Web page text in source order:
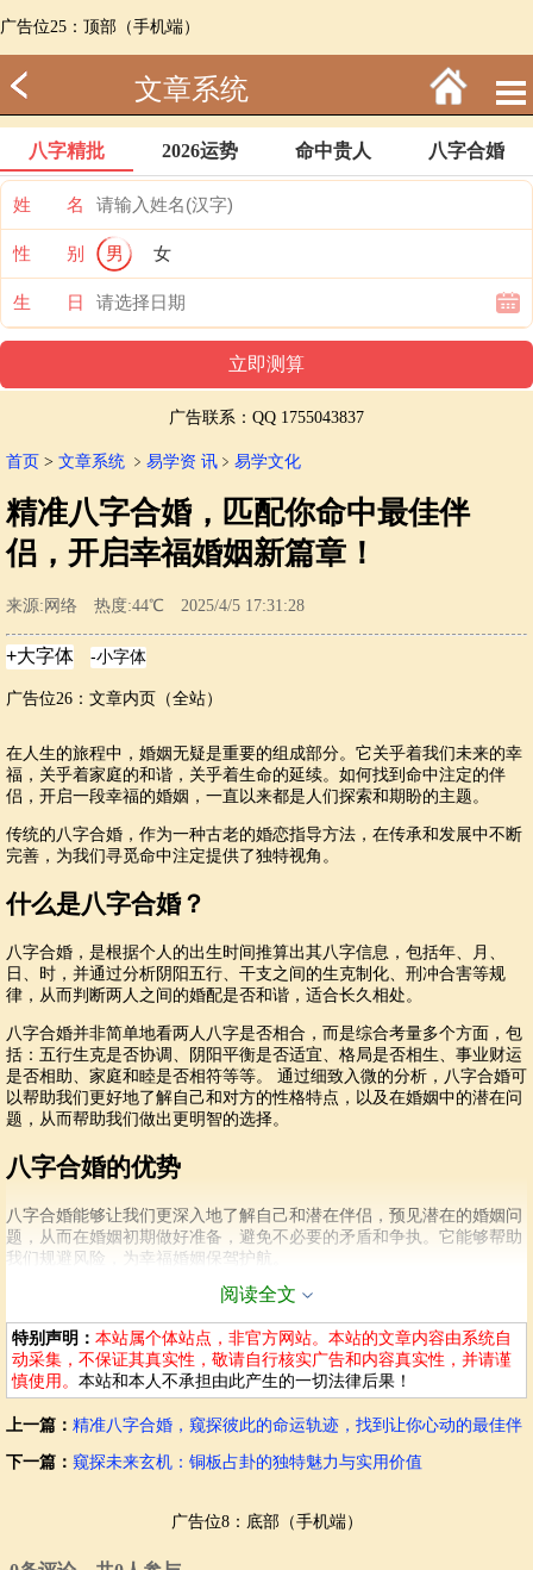
广告位25：顶部（手机端）
文章系统
八字精批 2026运势 命中贵人 八字合婚
姓 名
性 别 男 女
生 日
广告联系：QQ 1755043837
首页 > 文章系统 ﹥ 易学资 讯 ﹥ 易学文化
精准八字合婚，匹配你命中最佳伴
侣，开启幸福婚姻新篇章！
来源:网络 热度:44℃ 2025/4/5 17:31:28
广告位26：文章内页（全站）
在人生的旅程中，婚姻无疑是重要的组成部分。它关乎着我们未来的幸
福，关乎着家庭的和谐，关乎着生命的延续。如何找到命中注定的伴
侣，开启一段幸福的婚姻，一直以来都是人们探索和期盼的主题。
传统的八字合婚，作为一种古老的婚恋指导方法，在传承和发展中不断
完善，为我们寻觅命中注定提供了独特视角。
什么是八字合婚？
八字合婚，是根据个人的出生时间推算出其八字信息，包括年、月、
日、时，并通过分析阴阳五行、干支之间的生克制化、刑冲合害等规
律，从而判断两人之间的婚配是否和谐，适合长久相处。
八字合婚并非简单地看两人八字是否相合，而是综合考量多个方面，包
括：五行生克是否协调、阴阳平衡是否适宜、格局是否相生、事业财运
是否相助、家庭和睦是否相符等等。 通过细致入微的分析，八字合婚可
以帮助我们更好地了解自己和对方的性格特点，以及在婚姻中的潜在问
题，从而帮助我们做出更明智的选择。
八字合婚的优势
八字合婚能够让我们更深入地了解自己和潜在伴侣，预见潜在的婚姻问
题，从而在婚姻初期做好准备，避免不必要的矛盾和争执。它能够帮助
我们规避风险，为幸福婚姻保驾护航。
精准的八字合婚，并非简单的吉凶判断，它更像是一面镜子，照出我们
它能帮助我们提前预防潜在的婚姻问题，在婚姻的道路上少走弯路，以
减少矛盾的发生，从而提升幸福指数。
特别提醒：八字合婚仅供参考，并非绝对的决定性因素。最终的婚姻选
择，还需要综合考虑个人感受、性格契合度和价值观等多方面因素。
如何进行精准的八字合婚？
精准的八字合婚需要专业人士的解读与分析。八字合婚需根据个人的出
面分析，最终得出合婚结果。通过对夫妻双方八字之间的生克制化、刑
阅读全文
特别声明： 本站属个体站点，非官方网站。本站的文章内容由系统自
动采集，不保证其真实性，敬请自行核实广告和内容真实性，并请谨
慎使用。 本站和本人不承担由此产生的一切法律后果！
上一篇： 精准八字合婚，窥探彼此的命运轨迹，找到让你心动的最佳伴
下一篇： 窥探未来玄机：铜板占卦的独特魅力与实用价值
广告位8：底部（手机端）